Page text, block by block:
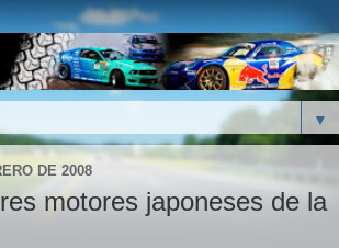
▼
DE 2008
motores japoneses de la